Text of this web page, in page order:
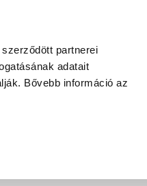
partnerei
adatait
Bővebb információ az